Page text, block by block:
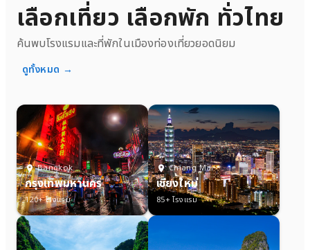
เลือกเที่ยว เลือกพัก ทั่วไทย
ค้นพบโรงแรมและที่พักในเมืองท่องเที่ยวยอดนิยม
ดูทั้งหมด →
Bangkok
กรุงเทพมหานคร
120+ โรงแรม
Chiang Mai
เชียงใหม่
85+ โรงแรม